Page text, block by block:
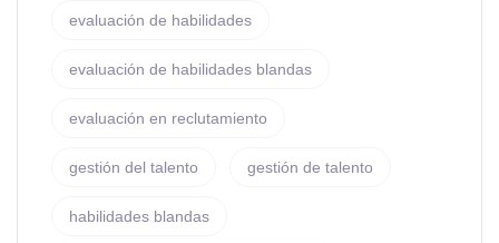
evaluación de habilidades
evaluación de habilidades blandas
evaluación en reclutamiento
gestión del talento gestión de talento
habilidades blandas